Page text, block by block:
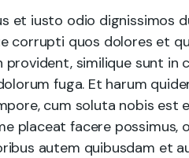
et iusto odio dignissimos
corrupti quos dolores et
similique sunt in
fuga. Et harum
cum soluta nobis est
placeat facere possimus,
autem quibusdam et